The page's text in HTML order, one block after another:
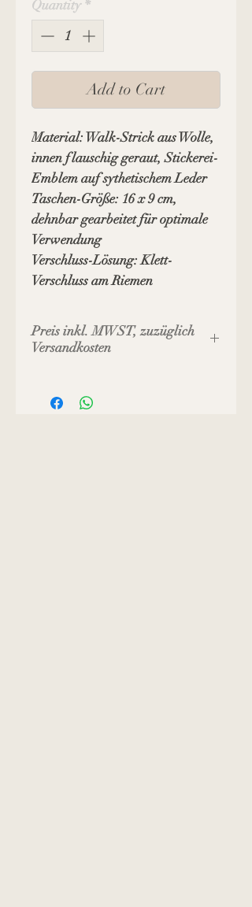
Quantity *
Add to Cart
Material: Walk-Strick aus Wolle,
innen flauschig geraut, Stickerei-
Emblem auf sythetischem Leder
Taschen-Größe: 16 x 9 cm,
dehnbar gearbeitet für optimale
Verwendung
Verschluss-Lösung: Klett-
Verschluss am Riemen
Preis inkl. MWST, zuzüglich
Versandkosten